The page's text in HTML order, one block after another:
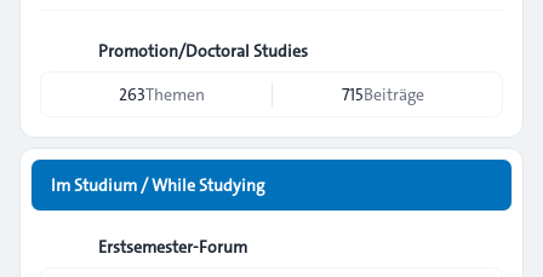
Promotion/Doctoral Studies
263Themen 715Beiträge
Im Studium / While Studying
Erstsemester-Forum